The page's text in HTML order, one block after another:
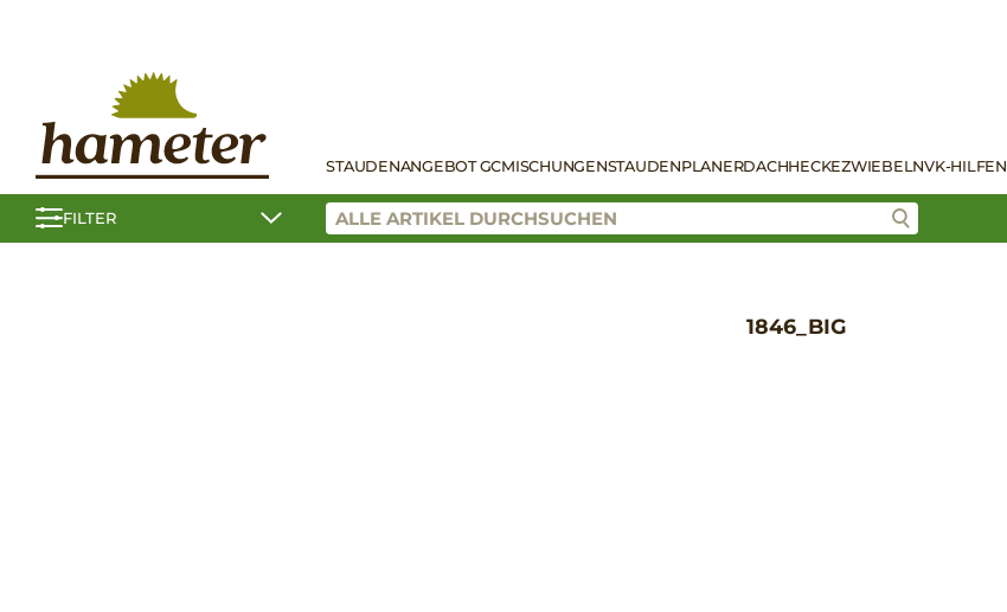
STAUDENANGEBOT GCMISCHUNGENSTAUDENPLANERDACHHECKEZWIEBELNVK-HILFEN
FILTER
1846_BIG